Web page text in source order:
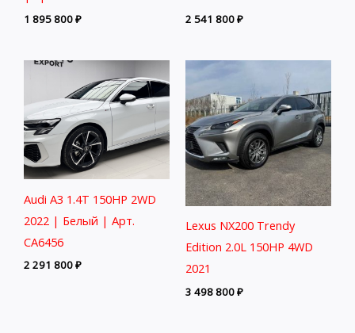
1 895 800₽ 2 541 800₽
Audi A3 1.4T 150HP 2WD
2022 | Белый | Арт.
CA6456
2 291 800₽
Lexus NX200 Trendy
Edition 2.0L 150HP 4WD
2021
3 498 800₽